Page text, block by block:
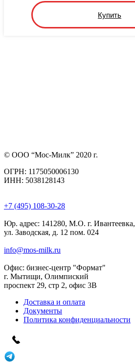
Купить
© ООО “Мос-Милк” 2020 г.
ОГРН: 1175050006130
ИНН: 5038128143
+7 (495) 108-30-28
Юр. адрес: 141280, М.О. г. Ивантеевка,
ул. Заводская, д. 12 пом. 024
info@mos-milk.ru
Офис: бизнес-центр "Формат"
г. Мытищи, Олимпиский
проспект 29, стр 2, офис 3B
Доставка и оплата
Документы
Политика конфиденциальности